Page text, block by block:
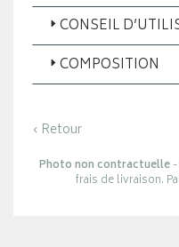
CONSEIL
COMPOSITION
‹ Retour
Photo non contractuelle-
frais de livraison.